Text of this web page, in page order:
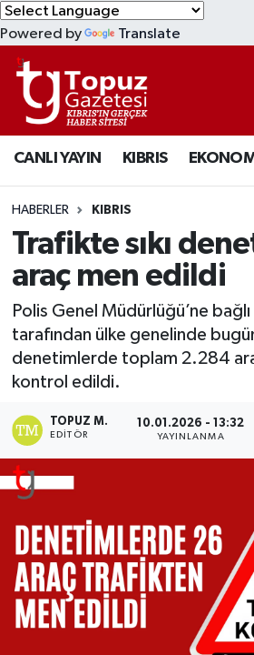
Powered by Translate
CANLI YAYIN KIBRIS
HABERLER KIBRIS
Trafikte sıkı
araç men edildi
Polis Genel Müdürlüğü’ne
tarafından ülke genelinde
denetimlerde toplam 2.284
kontrol edildi.
TOPUZ M.
EDITÖR
10.01.2026 - 13:32
YAYINLANMA
KIBRIS
DÜNYA
EKONOMİ
MAGAZİN
SAĞLIK
SPOR
TEKNOLOJİ
Lefkoşa Nöbetçi Eczaneler
Lefkoşa Hava Durumu
Lefkoşa Trafik Yoğunluk
Süper Lig Puan Durumu ve
Tüm Manşetler
Son Dakika Haberleri
Haber Arşivi